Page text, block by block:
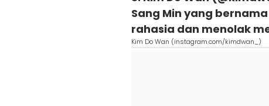
Sang Min yang
rahasia dan menolak
Kim Do Wan (instagram.com/kimdwan_)